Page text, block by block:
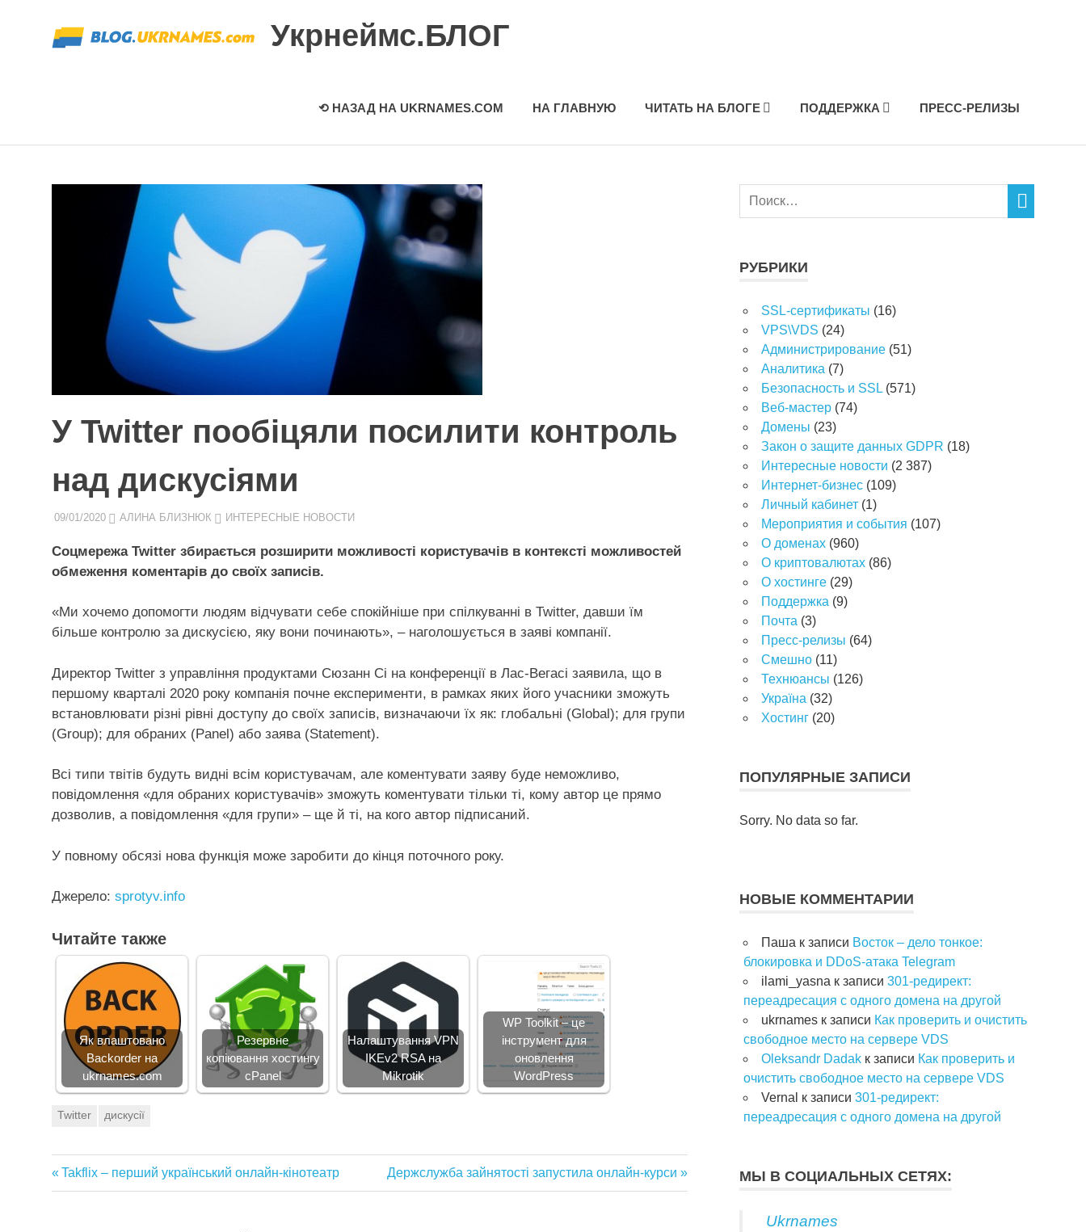
содержимому
Укрнеймс.БЛОГ
⟲ НАЗАД НА UKRNAMES.COM НА ГЛАВНУЮ ЧИТАТЬ НА БЛОГЕ ПОДДЕРЖКА ПРЕСС-РЕЛИЗЫ
У Twitter пообіцяли посилити контроль
над дискусіями
09/01/2020 АЛИНА БЛИЗНЮК ИНТЕРЕСНЫЕ НОВОСТИ
Соцмережа Twitter збирається розширити можливості користувачів в контексті можливостей
обмеження коментарів до своїх записів.
«Ми хочемо допомогти людям відчувати себе спокійніше при спілкуванні в Twitter, давши їм
більше контролю за дискусією, яку вони починають», – наголошується в заяві компанії.
Директор Twitter з управління продуктами Сюзанн Сі на конференції в Лас-Вегасі заявила, що в
першому кварталі 2020 року компанія почне експерименти, в рамках яких його учасники зможуть
встановлювати різні рівні доступу до своїх записів, визначаючи їх як: глобальні (Global); для групи
(Group); для обраних (Panel) або заява (Statement).
Всі типи твітів будуть видні всім користувачам, але коментувати заяву буде неможливо,
повідомлення «для обраних користувачів» зможуть коментувати тільки ті, кому автор це прямо
дозволив, а повідомлення «для групи» – ще й ті, на кого автор підписаний.
У повному обсязі нова функція може заробити до кінця поточного року.
Джерело: sprotyv.info
Читайте также
Як влаштовано
Backorder на
ukrnames.com
Резервне
копіювання хостингу
cPanel
Налаштування VPN
IKEv2 RSA на
Mikrotik
WP Toolkit – це
інструмент для
оновлення
WordPress
Twitter дискусії
Навигация
Предыдущая
запись:
Takflix – перший український онлайн-кінотеатр
Следующая
запись:
Держслужба зайнятості запустила онлайн-курси
РУБРИКИ
SSL-сертификаты (16)
VPS\VDS (24)
Администрирование (51)
Аналитика (7)
Безопасность и SSL (571)
Веб-мастер (74)
Домены (23)
Закон о защите данных GDPR (18)
Интересные новости (2 387)
Интернет-бизнес (109)
Личный кабинет (1)
Мероприятия и события (107)
О доменах (960)
О криптовалютах (86)
О хостинге (29)
Поддержка (9)
Почта (3)
Пресс-релизы (64)
Смешно (11)
Технюансы (126)
Україна (32)
Хостинг (20)
ПОПУЛЯРНЫЕ ЗАПИСИ
Sorry. No data so far.
НОВЫЕ КОММЕНТАРИИ
Паша к записи Восток – дело тонкое:
блокировка и DDoS-атака Telegram
ilami_yasna к записи 301-редирект:
переадресация с одного домена на другой
ukrnames к записи Как проверить и очистить
свободное место на сервере VDS
Oleksandr Dadak к записи Как проверить и
очистить свободное место на сервере VDS
Vernal к записи 301-редирект:
переадресация с одного домена на другой
МЫ В СОЦИАЛЬНЫХ СЕТЯХ:
Ukrnames